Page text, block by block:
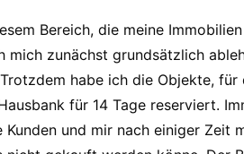
Bereich, die meine
mich zunächst grundsätzlich
habe ich die Objekte,
für 14 Tage reserviert.
und mir nach einiger Zeit